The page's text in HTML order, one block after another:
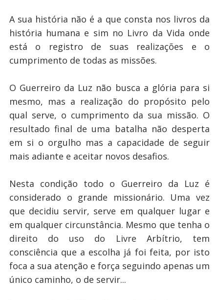
A sua história não é a que consta nos livros da
história humana e sim no Livro da Vida onde
está o registro de suas realizações e o
cumprimento de todas as missões.
O Guerreiro da Luz não busca a glória para si
mesmo, mas a realização do propósito pelo
qual serve, o cumprimento da sua missão. O
resultado final de uma batalha não desperta
em si o orgulho mas a capacidade de seguir
mais adiante e aceitar novos desafios.
Nesta condição todo o Guerreiro da Luz é
considerado o grande missionário. Uma vez
que decidiu servir, serve em qualquer lugar e
em qualquer circunstância. Mesmo que tenha o
direito do uso do Livre Arbítrio, tem
consciência que a escolha já foi feita, por isto
foca a sua atenção e força seguindo apenas um
único caminho, o de servir...